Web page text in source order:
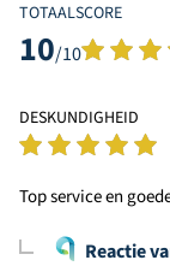
TOTAALSCORE
10/10
DESKUNDIGHEID
Top service en
Reactie